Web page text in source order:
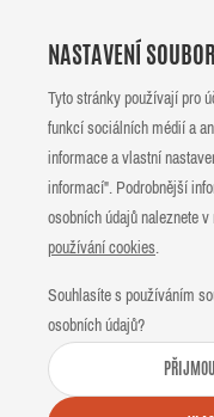
NASTAVENÍ
Tyto stránky používají pro
funkcí sociálních médií a
informace a vlastní
informací". Podrobnější
osobních údajů naleznete
používání cookies.
Souhlasíte s používáním
osobních údajů?